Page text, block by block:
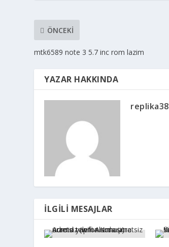
ÖNCEKI
mtk6589 note 3 5.7 inc rom lazim
YAZAR HAKKINDA
replika38
İLGILI MESAJLAR